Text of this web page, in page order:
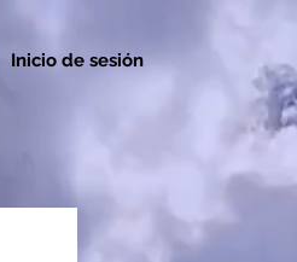
Inicio de sesión